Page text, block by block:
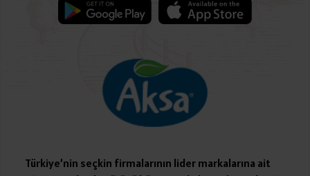
Türkiye’nin seçkin firmalarının lider markalarına ait